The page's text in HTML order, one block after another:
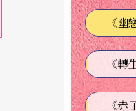
《幽
《赤